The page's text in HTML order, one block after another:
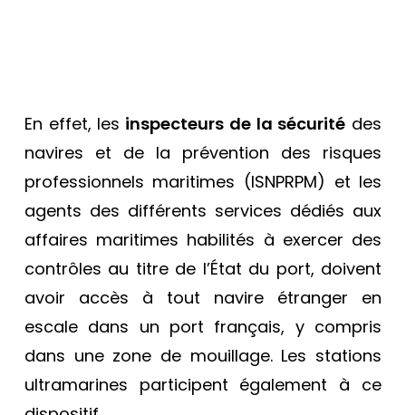
En effet, les inspecteurs de la sécurité des
navires et de la prévention des risques
professionnels maritimes (ISNPRPM) et les
agents des différents services dédiés aux
affaires maritimes habilités à exercer des
contrôles au titre de l’État du port, doivent
avoir accès à tout navire étranger en
escale dans un port français, y compris
dans une zone de mouillage. Les stations
ultramarines participent également à ce